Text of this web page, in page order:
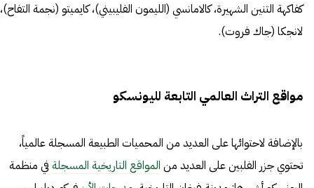
كفاكهة التنين الشهيرة، كالامانسي (الليمون الفليبيني)، كايميتو (نجمة التفاح)،
لانجكا (جاك فروت).
مواقع التراث العالمي التابعة لليونسكو
بالإضافة لاحتوائها على العديد من المحميات الطبيعة المسجلة عالمياً،
تحتوي جزر الفلبين على العديد من المواقع التاريخية المسجلة في منظمة